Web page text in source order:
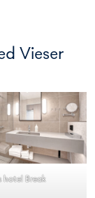
Vieser
hotel Break